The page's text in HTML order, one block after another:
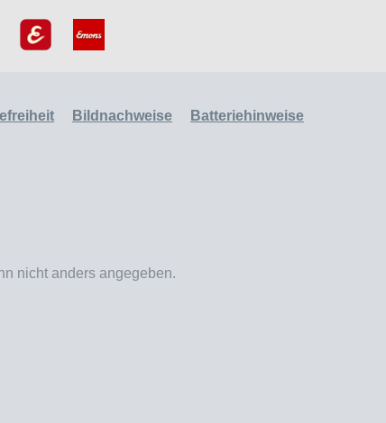
Bildnachweise
Batteriehinweise
nicht anders angegeben.